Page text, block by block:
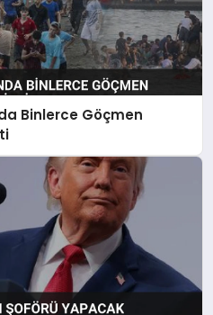
Binlerce Göçmen